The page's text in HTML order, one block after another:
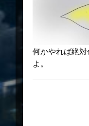
何かやれば絶
よ。